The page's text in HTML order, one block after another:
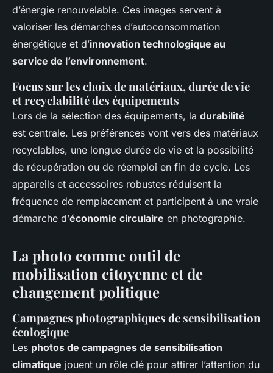
d’énergie renouvelable. Ces images servent à
valoriser les démarches d’autoconsommation
énergétique et d’innovation technologique au
service de l’environnement.
Focus sur les choix de matériaux, durée de vie
et recyclabilité des équipements
Lors de la sélection des équipements, la durabilité
est centrale. Les préférences vont vers des matériaux
recyclables, une longue durée de vie et la possibilité
de récupération ou de réemploi en fin de cycle. Les
appareils et accessoires robustes réduisent la
fréquence de remplacement et participent à une vraie
démarche d’économie circulaire en photographie.
La photo comme outil de
mobilisation citoyenne et de
changement politique
Campagnes photographiques de sensibilisation
écologique
Les photos de campagnes de sensibilisation
climatique jouent un rôle clé pour attirer l’attention du